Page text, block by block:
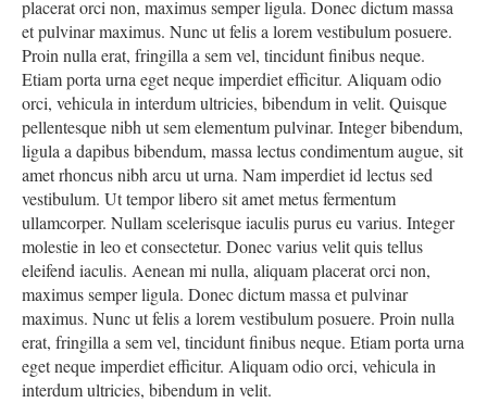
placerat orci non, maximus semper ligula. Donec dictum massa
et pulvinar maximus. Nunc ut felis a lorem vestibulum posuere.
Proin nulla erat, fringilla a sem vel, tincidunt finibus neque.
Etiam porta urna eget neque imperdiet efficitur. Aliquam odio
orci, vehicula in interdum ultricies, bibendum in velit. Quisque
pellentesque nibh ut sem elementum pulvinar. Integer bibendum,
ligula a dapibus bibendum, massa lectus condimentum augue, sit
amet rhoncus nibh arcu ut urna. Nam imperdiet id lectus sed
vestibulum. Ut tempor libero sit amet metus fermentum
ullamcorper. Nullam scelerisque iaculis purus eu varius. Integer
molestie in leo et consectetur. Donec varius velit quis tellus
eleifend iaculis. Aenean mi nulla, aliquam placerat orci non,
maximus semper ligula. Donec dictum massa et pulvinar
maximus. Nunc ut felis a lorem vestibulum posuere. Proin nulla
erat, fringilla a sem vel, tincidunt finibus neque. Etiam porta urna
eget neque imperdiet efficitur. Aliquam odio orci, vehicula in
interdum ultricies, bibendum in velit.